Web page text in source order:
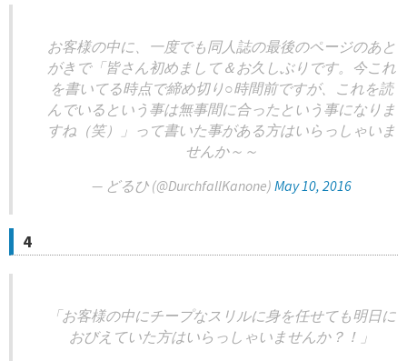
お客様の中に、一度でも同人誌の最後のページのあと
がきで「皆さん初めまして＆お久しぶりです。今これ
を書いてる時点で締め切り○時間前ですが、これを読
んでいるという事は無事間に合ったという事になりま
すね（笑）」って書いた事がある方はいらっしゃいま
せんか～～
— どるひ (@DurchfallKanone) May 10, 2016
4
「お客様の中にチープなスリルに身を任せても明日に
おびえていた方はいらっしゃいませんか？！」